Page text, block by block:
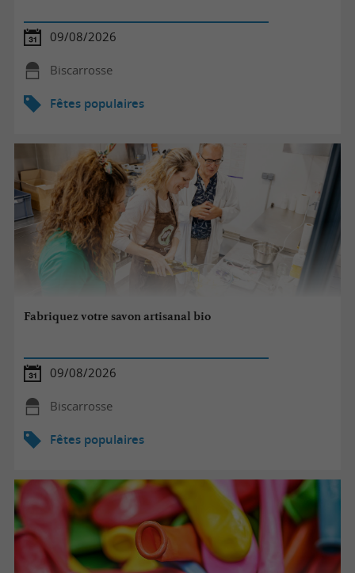
09/08/2026
Biscarrosse
Fêtes populaires
Fabriquez votre savon artisanal bio
09/08/2026
Biscarrosse
Fêtes populaires